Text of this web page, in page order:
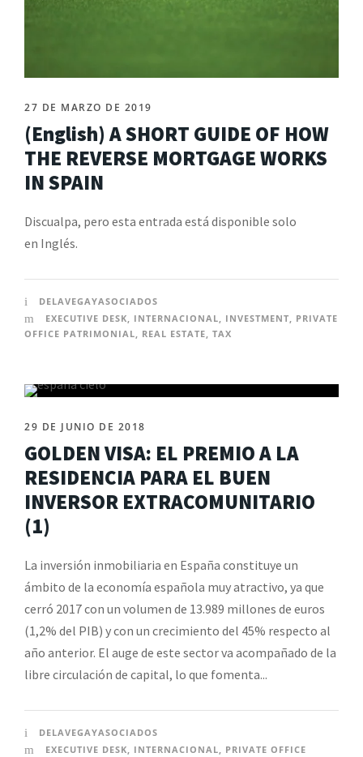
27 DE MARZO DE 2019
(English) A SHORT GUIDE OF HOW
THE REVERSE MORTGAGE WORKS
IN SPAIN
Discualpa, pero esta entrada está disponible solo
en Inglés.
DELAVEGAYASOCIADOS
EXECUTIVE DESK
INTERNACIONAL INVESTMENT
PRIVATE
OFFICE PATRIMONIAL
REAL ESTATE TAX
29 DE JUNIO DE 2018
GOLDEN VISA: EL PREMIO A LA
RESIDENCIA PARA EL BUEN
INVERSOR EXTRACOMUNITARIO
(1)
La inversión inmobiliaria en España constituye un
ámbito de la economía española muy atractivo, ya que
cerró 2017 con un volumen de 13.989 millones de euros
(1,2% del PIB) y con un crecimiento del 45% respecto al
año anterior. El auge de este sector va acompañado de la
libre circulación de capital, lo que fomenta...
DELAVEGAYASOCIADOS
EXECUTIVE DESK
INTERNACIONAL
PRIVATE OFFICE